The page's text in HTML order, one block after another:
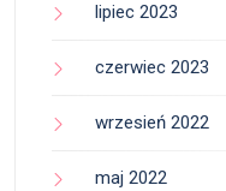
lipiec 2023
czerwiec 2023
wrzesień 2022
maj 2022